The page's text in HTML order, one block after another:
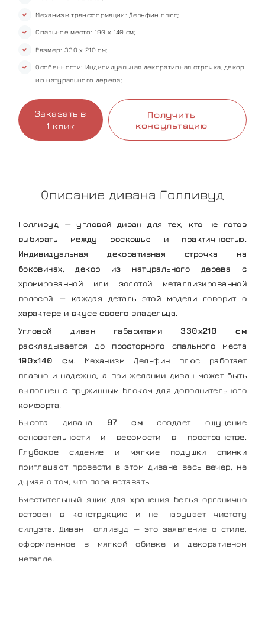
Механизм трансформации: Дельфин плюс;
Спальное место: 190 х 140 см;
Размер: 330 х 210 см;
Особенности: Индивидуальная декоративная строчка, декор
из натурального дерева;
Заказать в
1 клик
Получить
консультацию
Описание дивана Голливуд
Голливуд — угловой диван для тех, кто не готов
выбирать между роскошью и практичностью.
Индивидуальная декоративная строчка на
боковинах, декор из натурального дерева с
хромированной или золотой металлизированной
полосой — каждая деталь этой модели говорит о
характере и вкусе своего владельца.
Угловой диван габаритами 330х210 см
раскладывается до просторного спального места
190х140 см. Механизм Дельфин плюс работает
плавно и надежно, а при желании диван может быть
выполнен с пружинным блоком для дополнительного
комфорта.
Высота дивана 97 смсоздает ощущение
основательности и весомости в пространстве.
Глубокое сидение и мягкие подушки спинки
приглашают провести в этом диване весь вечер, не
думая о том, что пора вставать.
Вместительный ящик для хранения белья органично
встроен в конструкцию и не нарушает чистоту
силуэта. Диван Голливуд — это заявление о стиле,
оформленное в мягкой обивке и декоративном
металле.